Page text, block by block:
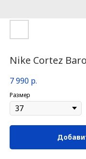
Nike Cortez
7 990 р.
Размер